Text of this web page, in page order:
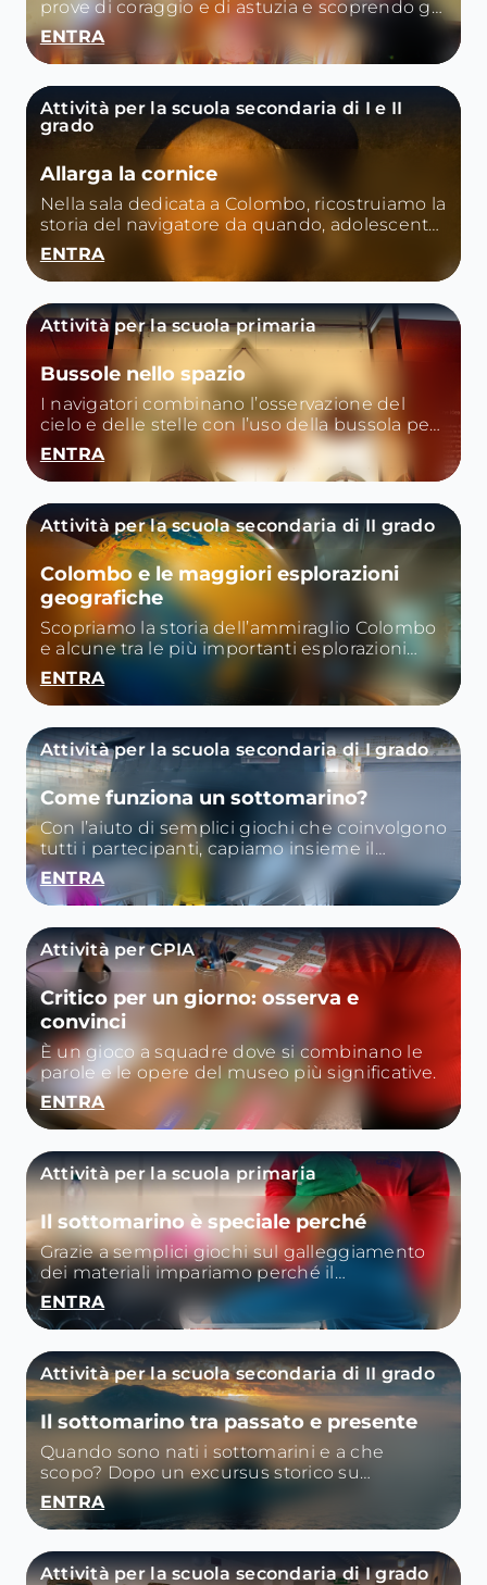
prove di coraggio e di astuzia e scoprendo gli
ambienti del museo.
ENTRA
Attività per la scuola secondaria di I e II
grado
Allarga la cornice
Nella sala dedicata a Colombo, ricostruiamo la
storia del navigatore da quando, adolescente,
parte marinaio fino a diventare ammiraglio
del Mare Oceano.
ENTRA
Attività per la scuola primaria
Bussole nello spazio
I navigatori combinano l’osservazione del
cielo e delle stelle con l’uso della bussola per
orientarsi.
ENTRA
Attività per la scuola secondaria di II grado
Colombo e le maggiori esplorazioni
geografiche
Scopriamo la storia dell’ammiraglio Colombo
e alcune tra le più importanti esplorazioni
geografiche dal ‘500 in avanti.
ENTRA
Attività per la scuola secondaria di I grado
Come funziona un sottomarino?
Con l’aiuto di semplici giochi che coinvolgono
tutti i partecipanti, capiamo insieme il
principio di Archimede
ENTRA
Attività per CPIA
Critico per un giorno: osserva e
convinci
È un gioco a squadre dove si combinano le
parole e le opere del museo più significative.
ENTRA
Attività per la scuola primaria
Il sottomarino è speciale perché
Grazie a semplici giochi sul galleggiamento
dei materiali impariamo perché il
sottomarino è speciale.
ENTRA
Attività per la scuola secondaria di II grado
Il sottomarino tra passato e presente
Quando sono nati i sottomarini e a che
scopo? Dopo un excursus storico su
sommergibili e sottomarini, riflettiamo sul
loro utilizzo oggi in Italia e nel resto del
mondo.
ENTRA
Attività per la scuola secondaria di I grado